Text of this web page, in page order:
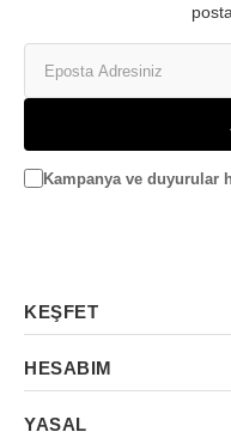
Kampanya ve duyurular
KEŞFET
HESABIM
YASAL